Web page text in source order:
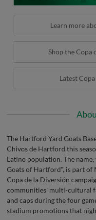
Learn more
Shop the Copa
Latest
The Hartford Yard Goats
Chivos de Hartford this
Latino population. The
Goats of Hartford", is part of
Copa de la Diversión
communities' multi-cultural
and caps during the four
stadium promotions that